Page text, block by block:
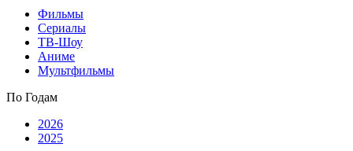
Фильмы
Сериалы
ТВ-Шоу
Аниме
Мультфильмы
По Годам
2026
2025